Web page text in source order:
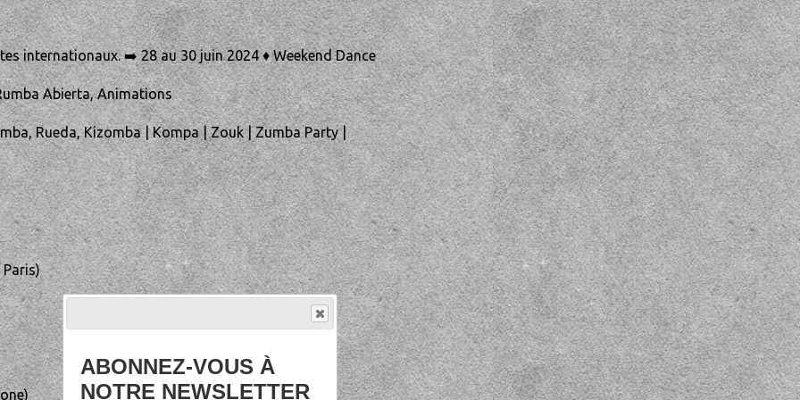
internationaux. ➡️ 28 au 30 juin 2024 ♦️ Weekend Dance
Abierta, Animations
Rueda, Kizomba | Kompa | Zouk | Zumba Party |
Paris)
ABONNEZ-VOUS À
NOTRE NEWSLETTER